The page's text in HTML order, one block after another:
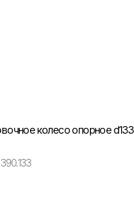
колесо опорное d133